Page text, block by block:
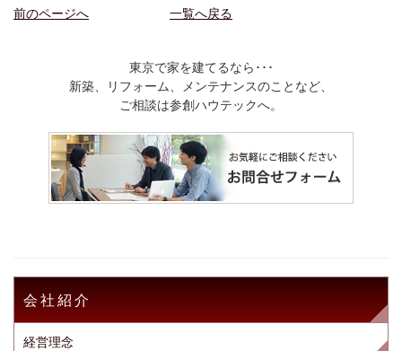
前のページへ 一覧へ戻る
東京で家を建てるなら･･･
新築、リフォーム、メンテナンスのことなど、
ご相談は参創ハウテックへ。
会社紹介
経営理念